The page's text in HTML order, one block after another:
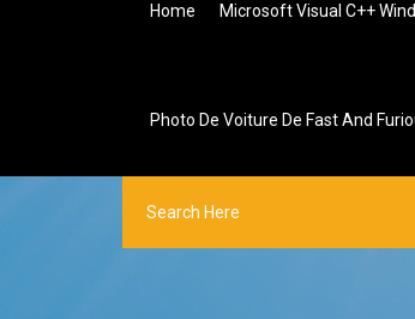
Home Microsoft Visual C++
Photo De Voiture De Fast And